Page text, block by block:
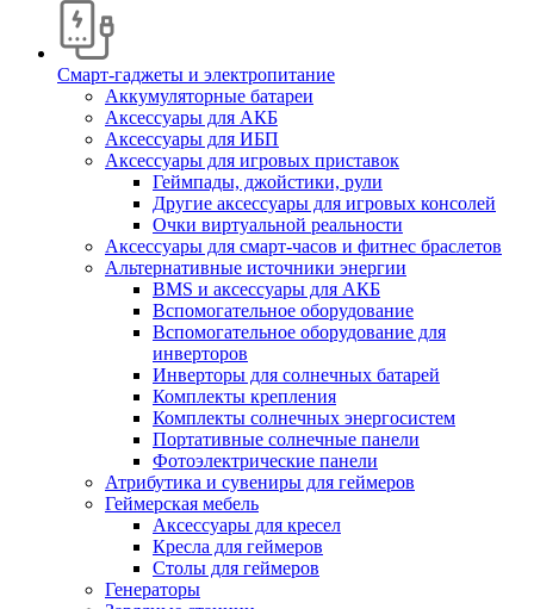
Смарт-гаджеты и электропитание
Аккумуляторные батареи
Аксессуары для АКБ
Аксессуары для ИБП
Аксессуары для игровых приставок
Геймпады, джойстики, рули
Другие аксессуары для игровых консолей
Очки виртуальной реальности
Аксессуары для смарт-часов и фитнес браслетов
Альтернативные источники энергии
BMS и аксессуары для АКБ
Вспомогательное оборудование
Вспомогательное оборудование для
инверторов
Инверторы для солнечных батарей
Комплекты крепления
Комплекты солнечных энергосистем
Портативные солнечные панели
Фотоэлектрические панели
Атрибутика и сувениры для геймеров
Геймерская мебель
Аксессуары для кресел
Кресла для геймеров
Столы для геймеров
Генераторы